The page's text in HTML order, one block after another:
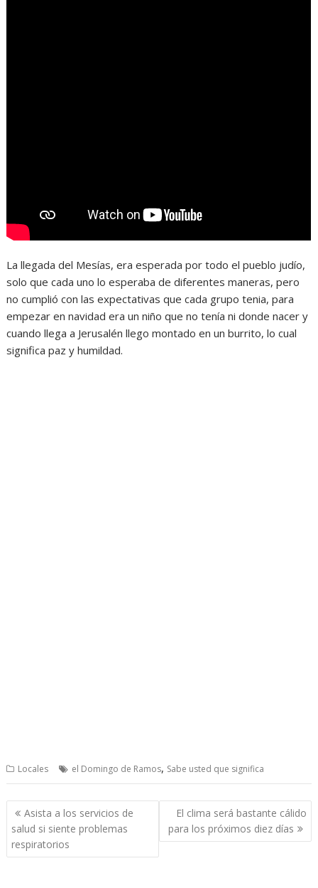
La llegada del Mesías, era esperada por todo el pueblo judío,
solo que cada uno lo esperaba de diferentes maneras, pero
no cumplió con las expectativas que cada grupo tenia, para
empezar en navidad era un niño que no tenía ni donde nacer y
cuando llega a Jerusalén llego montado en un burrito, lo cual
significa paz y humildad.
Locales el Domingo de Ramos, Sabe usted que significa
Post
navigation
Asista a los servicios de
salud si siente problemas
respiratorios
El clima será bastante cálido
para los próximos diez días